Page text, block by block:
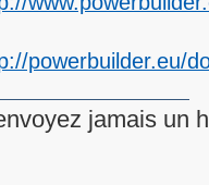
powerbuilder.eu/
jamais un